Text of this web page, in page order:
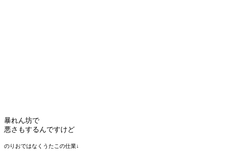
暴れん坊で
悪さもするんですけど
のりおではなくうたこの仕業↓